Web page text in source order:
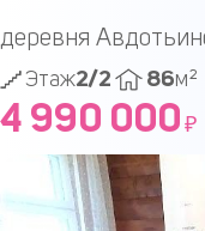
деревня
Этаж2/2 86м²
4 990 000₽